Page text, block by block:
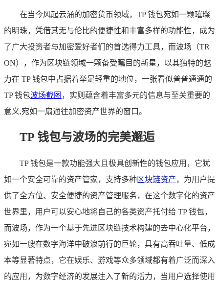
在当今风起云涌的加密货币领域，TP 钱包宛如一颗璀璨
的明珠，凭借其无与伦比的便捷性和丰富多样的功能性，成为
了广大投资者与加密爱好者们的首选得力工具，而波场（TR
ON），作为区块链领域一颗备受瞩目的新星，以其独特的魅
力在 TP 钱包中占据着举足轻重的地位，一张看似普普通通的
TP 钱包波场截图 ，实则蕴含着丰富多元的信息与至关重要的
意义,宛如一扇通往加密资产世界的窗口。
TP 钱包与波场的完美邂逅
TP 钱包是一款功能强大且极具创新性的钱包应用，它犹
如一个安全可靠的资产管家，支持多种 区块链资产，为用户提
供了全方位、安全便捷的资产管理服务，在这个数字化的资产
世界里，用户可以安心地将自己的各类资产托付给 TP 钱包，
而波场，作为一个基于先进区块链技术构建的去中心化平台，
宛如一艘在数字海洋中破浪前行的巨轮，具有高吞吐量、低成
本等显著特点，它在娱乐、游戏等众多领域都有着广泛而深入
的应用，为数字经济的发展注入了新的活力，当用户选择使用